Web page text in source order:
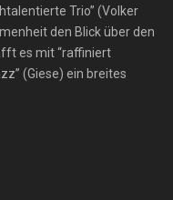
Trio” (Volker
den Blick über den
es mit “raffiniert
(Giese) ein breites